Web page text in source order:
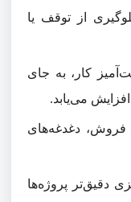
از توقف یا
کار، به جای
افزایش می‌یابد.
فروش، دغدغه‌های
دقیق‌تر پروژه‌ها